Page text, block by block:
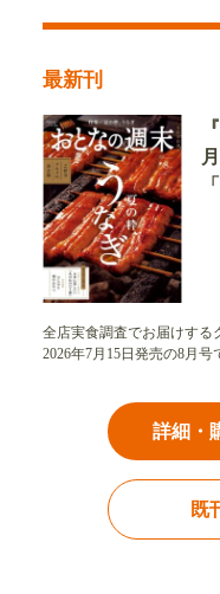
最新刊
全店実食調査でお届けする
2026年7月15日発売の8月
詳細・
既